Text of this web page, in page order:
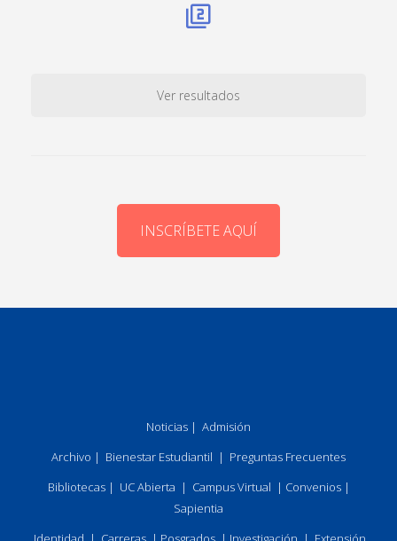
Ver resultados
INSCRÍBETE AQUÍ
Noticias | Admisión
Archivo | Bienestar Estudiantil | Preguntas Frecuentes
Bibliotecas| UC Abierta | Campus Virtual | Convenios|
Sapientia